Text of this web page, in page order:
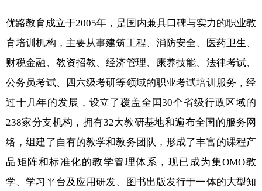
优路教育成立于2005年，是国内兼具口碑与实力的职业教
育培训机构，主要从事建筑工程、消防安全、医药卫生、
财税金融、教资招教、经济管理、康养技能、法律考试、
公务员考试、四六级考研等领域的职业考试培训服务，经
过十几年的发展，设立了覆盖全国30个省级行政区域的
238家分支机构，拥有32大教研基地和遍布全国的服务网
络，组建了自有的教学和教务团队，形成了丰富的课程产
品矩阵和标准化的教学管理体系，现已成为集OMO教
学、学习平台及应用研发、图书出版发行于一体的大型知